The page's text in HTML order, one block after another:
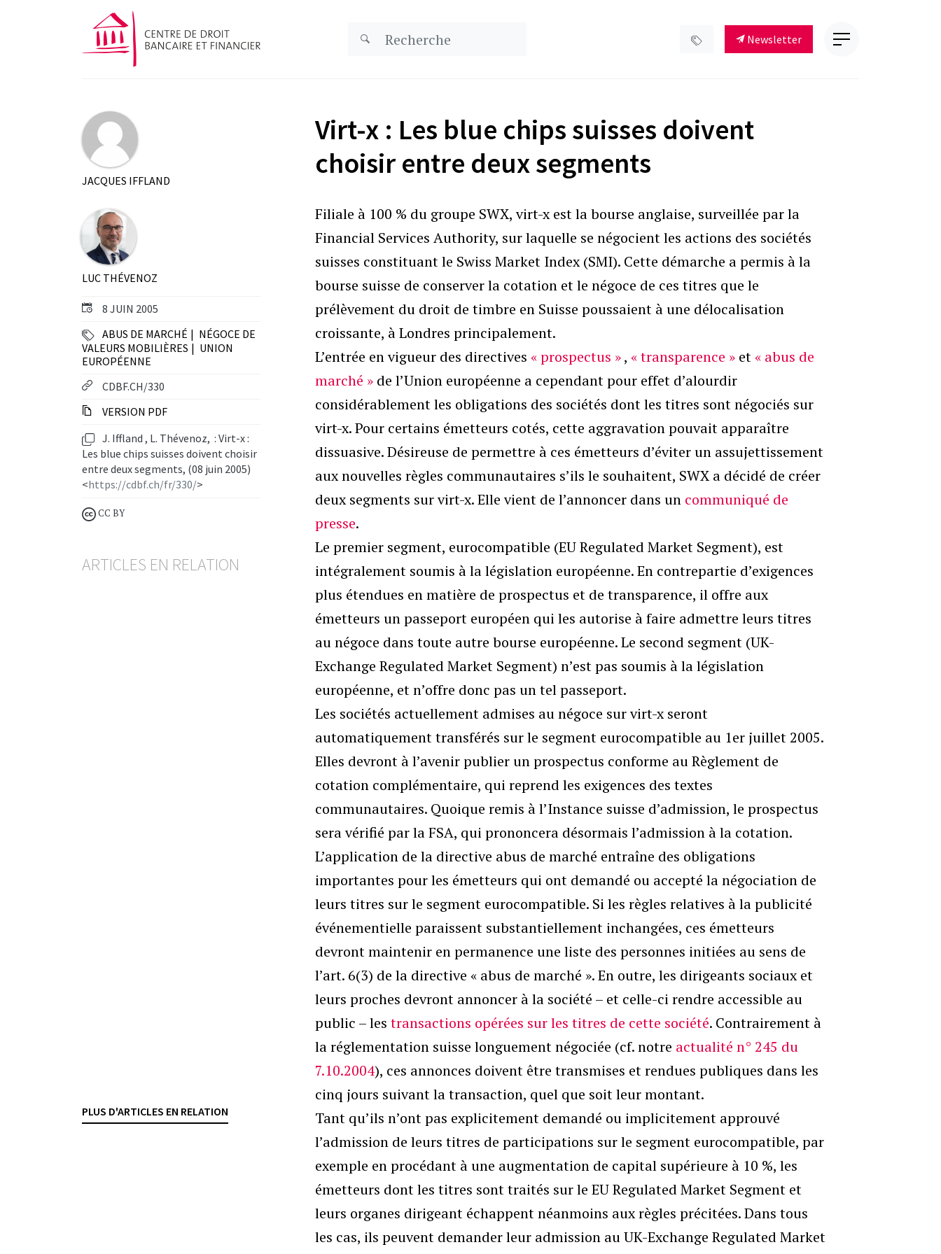
Newsletter
JACQUES IFFLAND
LUC THÉVENOZ
8 JUIN 2005
ABUS DE MARCHÉ
NÉGOCE DE
VALEURS MOBILIÈRES
UNION
EUROPÉENNE
CDBF.CH/330
VERSION PDF
J. Iffland , L. Thévenoz, : Virt-x :
Les blue chips suisses doivent choisir
entre deux segments, (08 juin 2005)
<https://cdbf.ch/fr/330/>
CC BY
ARTICLES EN RELATION
PLUS D'ARTICLES EN RELATION
Virt-x : Les blue chips suisses doivent
choisir entre deux segments
Filiale à 100 % du groupe SWX, virt-x est la bourse anglaise, surveillée par la
Financial Services Authority, sur laquelle se négocient les actions des sociétés
suisses constituant le Swiss Market Index (SMI). Cette démarche a permis à la
bourse suisse de conserver la cotation et le négoce de ces titres que le
prélèvement du droit de timbre en Suisse poussaient à une délocalisation
croissante, à Londres principalement.
L’entrée en vigueur des directives « prospectus », « transparence » et« abus de
marché » de l’Union européenne a cependant pour effet d’alourdir
considérablement les obligations des sociétés dont les titres sont négociés sur
virt-x. Pour certains émetteurs cotés, cette aggravation pouvait apparaître
dissuasive. Désireuse de permettre à ces émetteurs d’éviter un assujettissement
aux nouvelles règles communautaires s’ils le souhaitent, SWX a décidé de créer
deux segments sur virt-x. Elle vient de l’annoncer dans un communiqué de
presse.
Le premier segment, eurocompatible (EU Regulated Market Segment), est
intégralement soumis à la législation européenne. En contrepartie d’exigences
plus étendues en matière de prospectus et de transparence, il offre aux
émetteurs un passeport européen qui les autorise à faire admettre leurs titres
au négoce dans toute autre bourse européenne. Le second segment (UK-
Exchange Regulated Market Segment) n’est pas soumis à la législation
européenne, et n’offre donc pas un tel passeport.
Les sociétés actuellement admises au négoce sur virt-x seront
automatiquement transférés sur le segment eurocompatible au 1er juillet 2005.
Elles devront à l’avenir publier un prospectus conforme au Règlement de
cotation complémentaire, qui reprend les exigences des textes
communautaires. Quoique remis à l’Instance suisse d’admission, le prospectus
sera vérifié par la FSA, qui prononcera désormais l’admission à la cotation.
L’application de la directive abus de marché entraîne des obligations
importantes pour les émetteurs qui ont demandé ou accepté la négociation de
leurs titres sur le segment eurocompatible. Si les règles relatives à la publicité
événementielle paraissent substantiellement inchangées, ces émetteurs
devront maintenir en permanence une liste des personnes initiées au sens de
l’art. 6(3) de la directive « abus de marché ». En outre, les dirigeants sociaux et
leurs proches devront annoncer à la société – et celle-ci rendre accessible au
public – les transactions opérées sur les titres de cette société. Contrairement à
la réglementation suisse longuement négociée (cf. notre actualité n° 245 du
7.10.2004), ces annonces doivent être transmises et rendues publiques dans les
cinq jours suivant la transaction, quel que soit leur montant.
Tant qu’ils n’ont pas explicitement demandé ou implicitement approuvé
l’admission de leurs titres de participations sur le segment eurocompatible, par
exemple en procédant à une augmentation de capital supérieure à 10 %, les
émetteurs dont les titres sont traités sur le EU Regulated Market Segment et
leurs organes dirigeant échappent néanmoins aux règles précitées. Dans tous
les cas, ils peuvent demander leur admission au UK-Exchange Regulated Market